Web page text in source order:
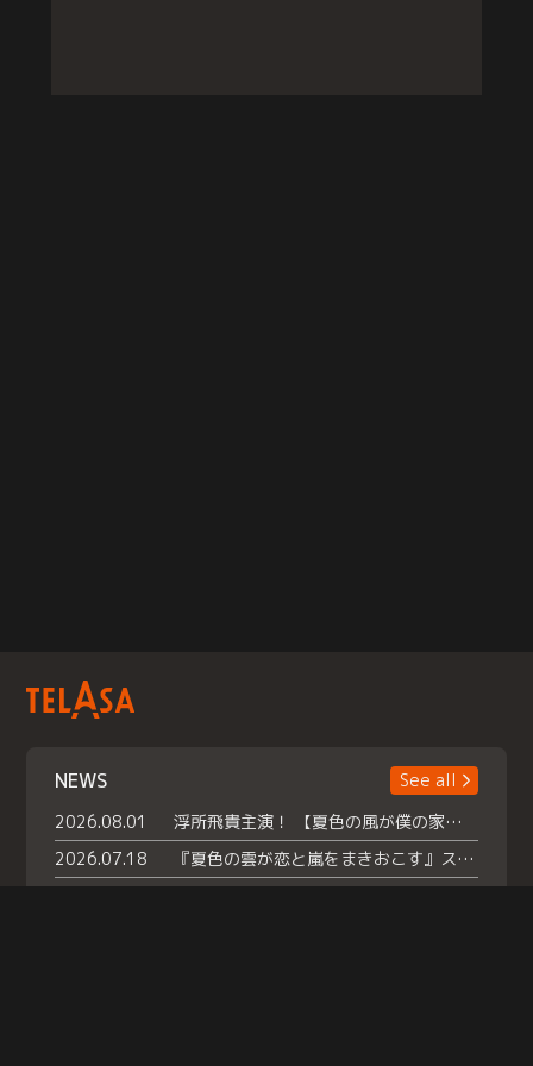
NEWS
See all
2026.08.01
浮所飛貴主演！ 【夏色の風が僕の家にやってきた】 本日よりテラサで独占配信スタート！
2026.07.18
『夏色の雲が恋と嵐をまきおこす』スペシャルメイキング 【Part1】2026年７月18日（土）23時30分～配信スタート！話題のシーンの裏側を大公開！豪華キャスト大集合！ 『武宮家 真夏の家族会議』開催！